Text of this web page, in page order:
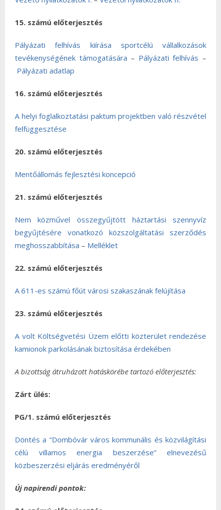
15. számú előterjesztés
Pályázati felhívás kiírása sportcélú vállalkozások
tevékenységének támogatására – Pályázati felhívás –
Pályázati adatlap
16. számú előterjesztés
A helyi foglalkoztatási paktum projektben való részvétel
felfüggesztése
20. számú előterjesztés
Mentőállomás fejlesztési koncepció
21. számú előterjesztés
Nem közművel összegyűjtött háztartási szennyvíz
begyűjtésére vonatkozó közszolgáltatási szerződés
meghosszabbítása – Melléklet
22. számú előterjesztés
A 611-es számú főút városi szakaszának felújítása
23. számú előterjesztés
A volt Költségvetési Üzem előtti közterület rendezése
kamionok parkolásának biztosítása érdekében
A bizottság átruházott hatáskörébe tartozó előterjesztés:
Zárt ülés:
PG/1. számú előterjesztés
Döntés a “Dombóvár város kommunális és közvilágítási
célú villamos energia beszerzése” elnevezésű
közbeszerzési eljárás eredményéről
Új napirendi pontok: